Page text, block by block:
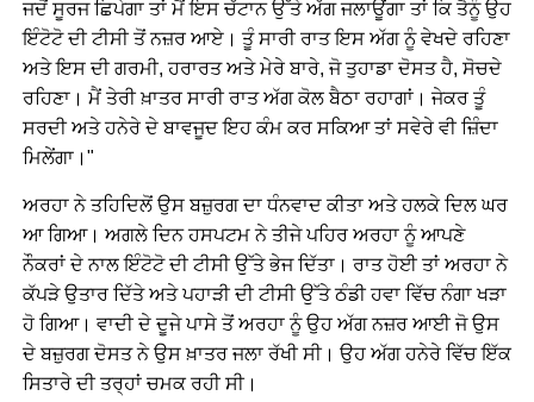
ਜਦੋਂ ਸੂਰਜ ਛਿਪੇਗਾ ਤਾਂ ਮੈਂ ਇਸ ਚੱਟਾਨ ਉੱਤੇ ਅੱਗ ਜਲਾਊਂਗਾ ਤਾਂ ਕਿ ਤੈਨੂੰ ਉਹ
ਇੰਟੋਟੋ ਦੀ ਟੀਸੀ ਤੋਂ ਨਜ਼ਰ ਆਏ। ਤੂੰ ਸਾਰੀ ਰਾਤ ਇਸ ਅੱਗ ਨੂੰ ਵੇਖਦੇ ਰਹਿਣਾ
ਅਤੇ ਇਸ ਦੀ ਗਰਮੀ, ਹਰਾਰਤ ਅਤੇ ਮੇਰੇ ਬਾਰੇ, ਜੋ ਤੁਹਾਡਾ ਦੋਸਤ ਹੈ, ਸੋਚਦੇ
ਰਹਿਣਾ। ਮੈਂ ਤੇਰੀ ਖ਼ਾਤਰ ਸਾਰੀ ਰਾਤ ਅੱਗ ਕੋਲ ਬੈਠਾ ਰਹਾਗਾਂ। ਜੇਕਰ ਤੂੰ
ਸਰਦੀ ਅਤੇ ਹਨੇਰੇ ਦੇ ਬਾਵਜੂਦ ਇਹ ਕੰਮ ਕਰ ਸਕਿਆ ਤਾਂ ਸਵੇਰੇ ਵੀ ਜ਼ਿੰਦਾ
ਮਿਲੇਂਗਾ।"
ਅਰਹਾ ਨੇ ਤਹਿਦਿਲੋਂ ਉਸ ਬਜ਼ੁਰਗ ਦਾ ਧੰਨਵਾਦ ਕੀਤਾ ਅਤੇ ਹਲਕੇ ਦਿਲ ਘਰ
ਆ ਗਿਆ। ਅਗਲੇ ਦਿਨ ਹਸਪਟਮ ਨੇ ਤੀਜੇ ਪਹਿਰ ਅਰਹਾ ਨੂੰ ਆਪਣੇ
ਨੌਕਰਾਂ ਦੇ ਨਾਲ ਇੰਟੋਟੋ ਦੀ ਟੀਸੀ ਉੱਤੇ ਭੇਜ ਦਿੱਤਾ। ਰਾਤ ਹੋਈ ਤਾਂ ਅਰਹਾ ਨੇ
ਕੱਪੜੇ ਉਤਾਰ ਦਿੱਤੇ ਅਤੇ ਪਹਾੜੀ ਦੀ ਟੀਸੀ ਉੱਤੇ ਠੰਡੀ ਹਵਾ ਵਿੱਚ ਨੰਗਾ ਖੜਾ
ਹੋ ਗਿਆ। ਵਾਦੀ ਦੇ ਦੂਜੇ ਪਾਸੇ ਤੋਂ ਅਰਹਾ ਨੂੰ ਉਹ ਅੱਗ ਨਜ਼ਰ ਆਈ ਜੋ ਉਸ
ਦੇ ਬਜ਼ੁਰਗ ਦੋਸਤ ਨੇ ਉਸ ਖ਼ਾਤਰ ਜਲਾ ਰੱਖੀ ਸੀ। ਉਹ ਅੱਗ ਹਨੇਰੇ ਵਿੱਚ ਇੱਕ
ਸਿਤਾਰੇ ਦੀ ਤਰ੍ਹਾਂ ਚਮਕ ਰਹੀ ਸੀ।